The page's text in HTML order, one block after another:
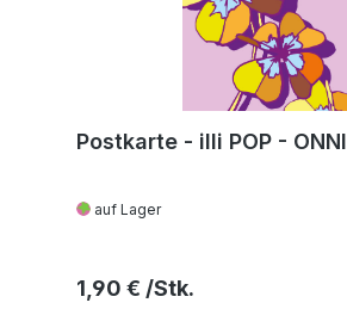
Postkarte - illi POP - ONNI
auf Lager
Regulärer Preis:
1,90 €